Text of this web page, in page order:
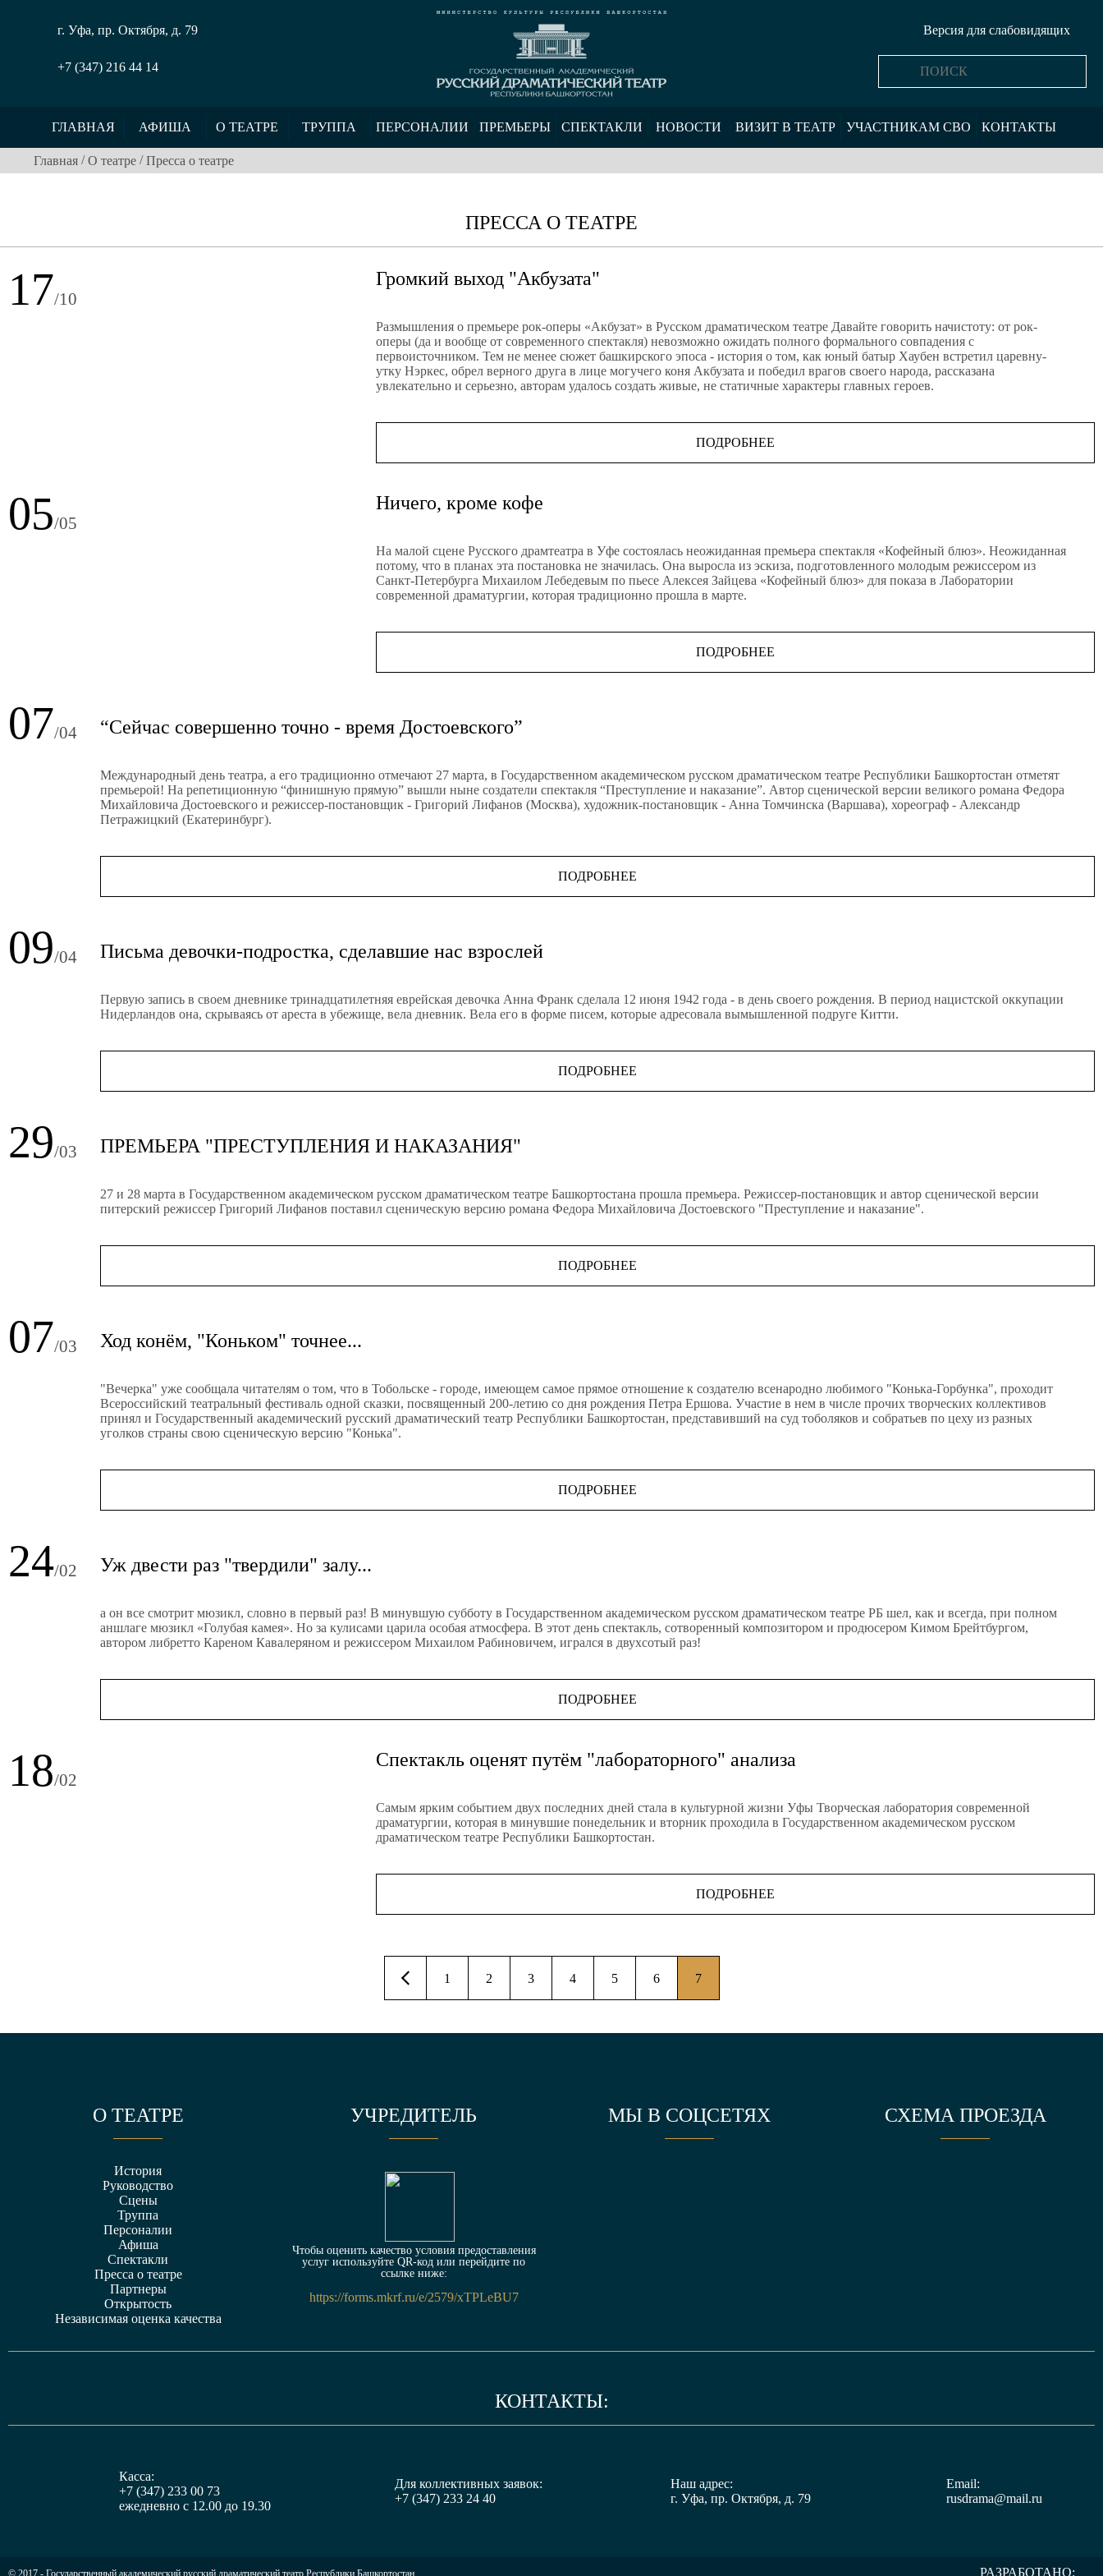
г. Уфа, пр. Октября, д. 79
+7 (347) 216 44 14
Версия для слабовидящих
ГЛАВНАЯ АФИША О ТЕАТРЕ ТРУППА ПЕРСОНАЛИИ ПРЕМЬЕРЫ СПЕКТАКЛИ НОВОСТИ ВИЗИТ В ТЕАТР УЧАСТНИКАМ СВО КОНТАКТЫ
Главная /О театре /Пресса о театре
ПРЕССА О ТЕАТРЕ
17/10
Громкий выход "Акбузата"
Размышления о премьере рок-оперы «Акбузат» в Русском драматическом театре Давайте говорить начистоту: от рок-
оперы (да и вообще от современного спектакля) невозможно ожидать полного формального совпадения с
первоисточником. Тем не менее сюжет башкирского эпоса - история о том, как юный батыр Хаубен встретил царевну-
утку Нэркес, обрел верного друга в лице могучего коня Акбузата и победил врагов своего народа, рассказана
увлекательно и серьезно, авторам удалось создать живые, не статичные характеры главных героев.
ПОДРОБНЕЕ
05/05
Ничего, кроме кофе
На малой сцене Русского драмтеатра в Уфе состоялась неожиданная премьера спектакля «Кофейный блюз». Неожиданная
потому, что в планах эта постановка не значилась. Она выросла из эскиза, подготовленного молодым режиссером из
Санкт-Петербурга Михаилом Лебедевым по пьесе Алексея Зайцева «Кофейный блюз» для показа в Лаборатории
современной драматургии, которая традиционно прошла в марте.
ПОДРОБНЕЕ
07/04 “Сейчас совершенно точно - время Достоевского”
Международный день театра, а его традиционно отмечают 27 марта, в Государственном академическом русском драматическом театре Республики Башкортостан отметят
премьерой! На репетиционную “финишную прямую” вышли ныне создатели спектакля “Преступление и наказание”. Автор сценической версии великого романа Федора
Михайловича Достоевского и режиссер-постановщик - Григорий Лифанов (Москва), художник-постановщик - Анна Томчинска (Варшава), хореограф - Александр
Петражицкий (Екатеринбург).
ПОДРОБНЕЕ
09/04 Письма девочки-подростка, сделавшие нас взрослей
Первую запись в своем дневнике тринадцатилетняя еврейская девочка Анна Франк сделала 12 июня 1942 года - в день своего рождения. В период нацистской оккупации
Нидерландов она, скрываясь от ареста в убежище, вела дневник. Вела его в форме писем, которые адресовала вымышленной подруге Китти.
ПОДРОБНЕЕ
29/03 ПРЕМЬЕРА "ПРЕСТУПЛЕНИЯ И НАКАЗАНИЯ"
27 и 28 марта в Государственном академическом русском драматическом театре Башкортостана прошла премьера. Режиссер-постановщик и автор сценической версии
питерский режиссер Григорий Лифанов поставил сценическую версию романа Федора Михайловича Достоевского "Преступление и наказание".
ПОДРОБНЕЕ
07/03 Ход конём, "Коньком" точнее...
"Вечерка" уже сообщала читателям о том, что в Тобольске - городе, имеющем самое прямое отношение к создателю всенародно любимого "Конька-Горбунка", проходит
Всероссийский театральный фестиваль одной сказки, посвященный 200-летию со дня рождения Петра Ершова. Участие в нем в числе прочих творческих коллективов
принял и Государственный академический русский драматический театр Республики Башкортостан, представивший на суд тоболяков и собратьев по цеху из разных
уголков страны свою сценическую версию "Конька".
ПОДРОБНЕЕ
24/02 Уж двести раз "твердили" залу...
а он все смотрит мюзикл, словно в первый раз! В минувшую субботу в Государственном академическом русском драматическом театре РБ шел, как и всегда, при полном
аншлаге мюзикл «Голубая камея». Но за кулисами царила особая атмосфера. В этот день спектакль, сотворенный композитором и продюсером Кимом Брейтбургом,
автором либретто Кареном Кавалеряном и режиссером Михаилом Рабиновичем, игрался в двухсотый раз!
ПОДРОБНЕЕ
18/02
Спектакль оценят путём "лабораторного" анализа
Самым ярким событием двух последних дней стала в культурной жизни Уфы Творческая лаборатория современной
драматургии, которая в минувшие понедельник и вторник проходила в Государственном академическом русском
драматическом театре Республики Башкортостан.
ПОДРОБНЕЕ
1 2 3 4 5 6 7
О ТЕАТРЕ
История
Руководство
Сцены
Труппа
Персоналии
Афиша
Спектакли
Пресса о театре
Партнеры
Открытость
Независимая оценка качества
УЧРЕДИТЕЛЬ
Чтобы оценить качество условия предоставления
услуг используйте QR-код или перейдите по
ссылке ниже:
https://forms.mkrf.ru/e/2579/xTPLeBU7
МЫ В СОЦСЕТЯХ СХЕМА ПРОЕЗДА
КОНТАКТЫ:
Касса:
+7 (347) 233 00 73
ежедневно с 12.00 до 19.30
Для коллективных заявок:
+7 (347) 233 24 40
Наш адрес:
г. Уфа, пр. Октября, д. 79
Email:
rusdrama@mail.ru
© 2017 - Государственный академический русский драматический театр Республики Башкортостан